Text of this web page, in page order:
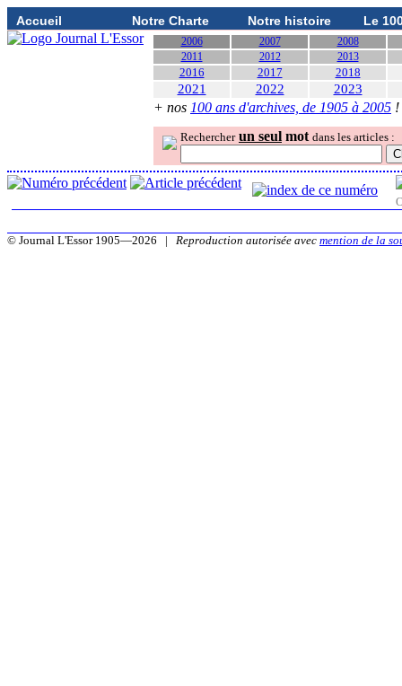
Accueil Notre Charte Notre histoire Le
2006 2007
2008
2011
2012 2013
2016 2017 2018
2021 2022 2023
+ nos 100 ans d'archives, de 1905 à 2005 !
Rechercher un seul mot dans les articles :
© Journal L'Essor 1905—2026 | Reproduction autorisée avec mention de la